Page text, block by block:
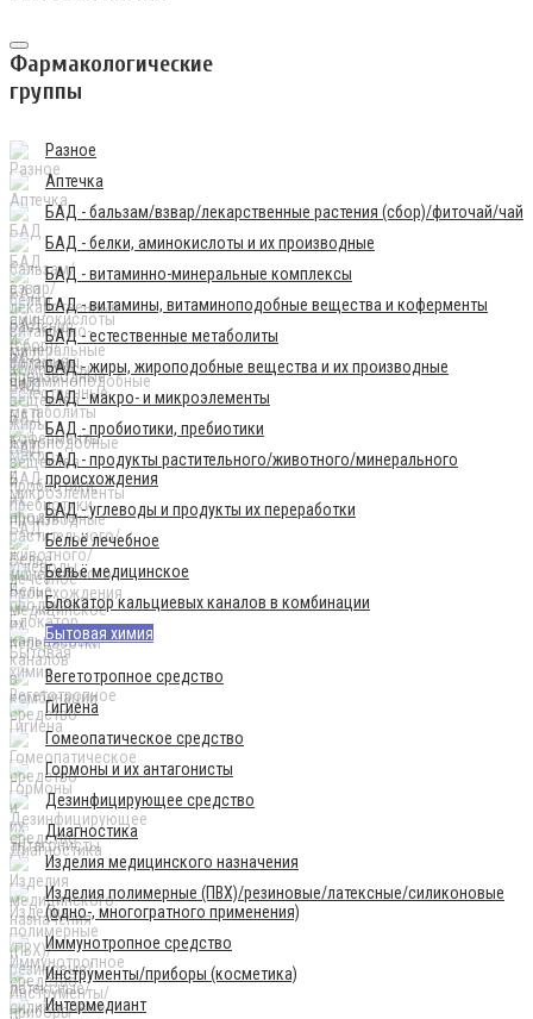
Фармакологические
группы
Разное
Аптечка
БАД - бальзам/взвар/лекарственные растения (сбор)/фиточай/чай
БАД - белки, аминокислоты и их производные
БАД - витаминно-минеральные комплексы
БАД - витамины, витаминоподобные вещества и коферменты
БАД - естественные метаболиты
БАД - жиры, жироподобные вещества и их производные
БАД - макро- и микроэлементы
БАД - пробиотики, пребиотики
БАД - продукты растительного/животного/минерального
происхождения
БАД - углеводы и продукты их переработки
Бельё лечебное
Бельё медицинское
Блокатор кальциевых каналов в комбинации
Бытовая химия
Вегетотропное средство
Гигиена
Гомеопатическое средство
Гормоны и их антагонисты
Дезинфицирующее средство
Диагностика
Изделия медицинского назначения
Изделия полимерные (ПВХ)/резиновые/латексные/силиконовые
(одно-, многогратного применения)
Иммунотропное средство
Инструменты/приборы (косметика)
Интермедиант